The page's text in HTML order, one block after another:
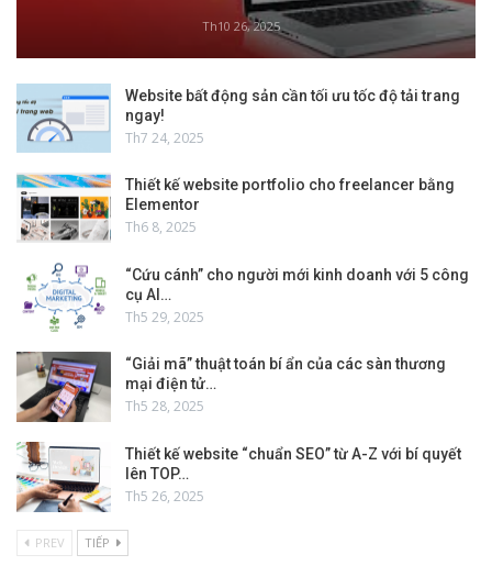
Th10 26, 2025
Website bất động sản cần tối ưu tốc độ tải trang
ngay!
Th7 24, 2025
Thiết kế website portfolio cho freelancer bằng
Elementor
Th6 8, 2025
“Cứu cánh” cho người mới kinh doanh với 5 công
cụ AI…
Th5 29, 2025
“Giải mã” thuật toán bí ẩn của các sàn thương
mại điện tử…
Th5 28, 2025
Thiết kế website “chuẩn SEO” từ A-Z với bí quyết
lên TOP…
Th5 26, 2025
PREV TIẾP